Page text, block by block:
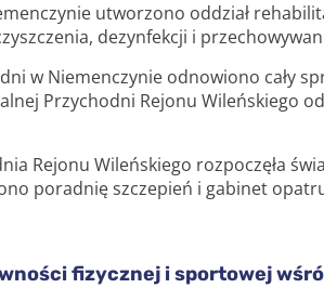
utworzono oddział
dezynfekcji i
w Niemenczynie odnowiono cały
Przychodni Rejonu Wileńskiego
Rejonu Wileńskiego rozpoczęła
poradnię szczepień i gabinet
fizycznej i sportowej